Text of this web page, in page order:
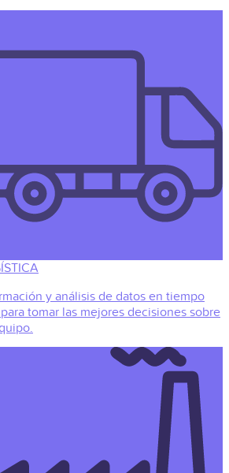
y análisis de datos en tiempo
tomar las mejores decisiones sobre